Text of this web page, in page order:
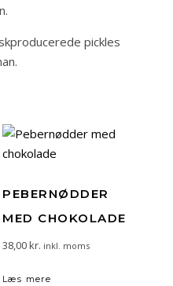
pickles
PEBERNØDDER
MED CHOKOLADE
38,00kr. inkl. moms
Læs mere